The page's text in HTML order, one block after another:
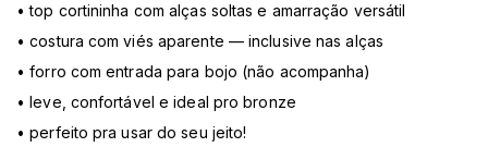
• top cortininha com alças soltas e amarração versátil
• costura com viés aparente — inclusive nas alças
• forro com entrada para bojo (não acompanha)
• leve, confortável e ideal pro bronze
• perfeito pra usar do seu jeito!